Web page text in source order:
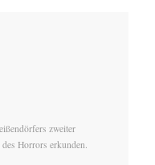
zweiter
Horrors erkunden.